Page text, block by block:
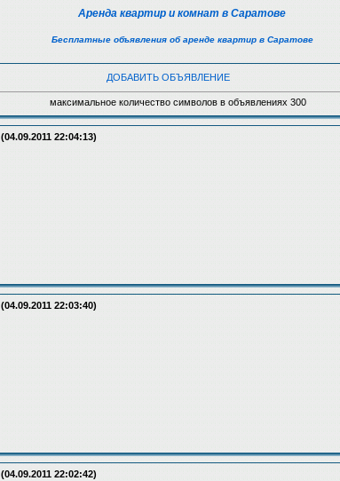
Аренда квартир и комнат в Саратове
Бесплатные объявления об аренде квартир в Саратове
ДОБАВИТЬ ОБЪЯВЛЕНИЕ
максимальное количество символов в объявлениях 300
(04.09.2011 22:04:13)
(04.09.2011 22:03:40)
(04.09.2011 22:02:42)